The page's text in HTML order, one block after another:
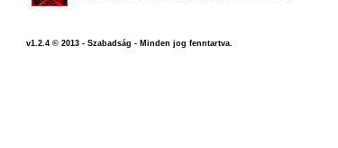
v1.2.4 © 2013 - Szabadság - Minden jog fenntartva.